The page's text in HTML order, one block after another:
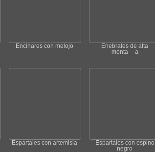
Encinares con melojo
Enebrales de alta
monta__a
Espartales con artemisia
Espartales con espino
negro